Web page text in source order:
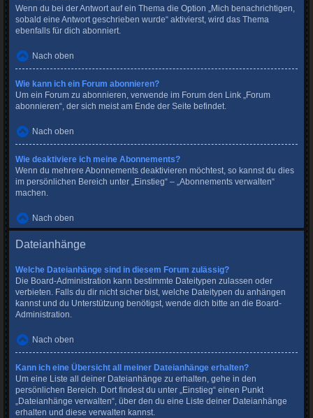
Wenn du bei der Antwort auf ein Thema die Option „Mich benachrichtigen,
sobald eine Antwort geschrieben wurde“ aktivierst, wird das Thema
ebenfalls für dich abonniert.
Nach oben
Wie kann ich ein Forum abonnieren?
Um ein Forum zu abonnieren, verwende im Forum den Link „Forum
abonnieren“, der sich meist am Ende der Seite befindet.
Nach oben
Wie deaktiviere ich meine Abonnements?
Wenn du mehrere Abonnements deaktivieren möchtest, so kannst du dies
im persönlichen Bereich unter „Einstieg“ – „Abonnements verwalten“
machen.
Nach oben
Dateianhänge
Welche Dateianhänge sind in diesem Forum zulässig?
Die Board-Administration kann bestimmte Dateitypen zulassen oder
verbieten. Falls du dir nicht sicher bist, welche Dateitypen du anhängen
kannst und du Unterstützung benötigst, wende dich bitte an die Board-
Administration.
Nach oben
Kann ich eine Übersicht all meiner Dateianhänge erhalten?
Um eine Liste all deiner Dateianhänge zu erhalten, gehe in den
persönlichen Bereich. Dort findest du unter „Einstieg“ einen Punkt
„Dateianhänge verwalten“, über den du eine Liste deiner Dateianhänge
erhalten und diese verwalten kannst.